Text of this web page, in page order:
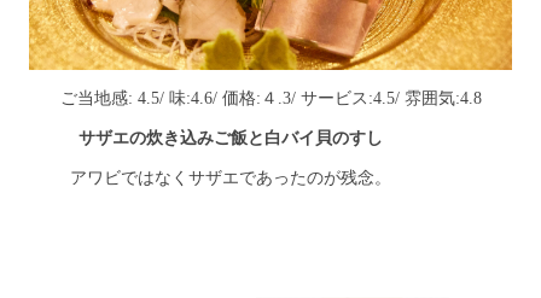
ご当地感: 4.5/ 味:4.6/ 価格:４.3/ サービス:4.5/ 雰囲気:4.8
サザエの炊き込みご飯と白バイ貝のすし
アワビではなくサザエであったのが残念。